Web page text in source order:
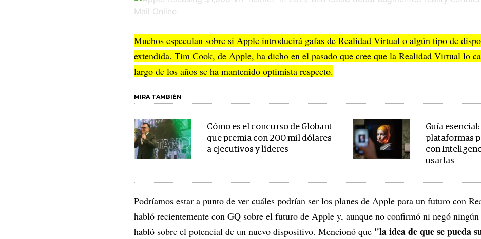
Muchos especulan sobre si Apple introducirá gafas de Realidad Virtual o algún tipo de
extendida. Tim Cook, de Apple, ha dicho en el pasado que cree que la Realidad Virtual lo
largo de los años se ha mantenido optimista respecto.
MIRA TAMBIÉN
Cómo es el concurso de Globant
que premia con 200 mil dólares
a ejecutivos y líderes
Guía
plataformas
con
usarlas
Podríamos estar a punto de ver cuáles podrían ser los planes de Apple para un futuro con
habló recientemente con GQ sobre el futuro de Apple y, aunque no confirmó ni negó
habló sobre el potencial de un nuevo dispositivo. Mencionó que "la idea de que se pueda